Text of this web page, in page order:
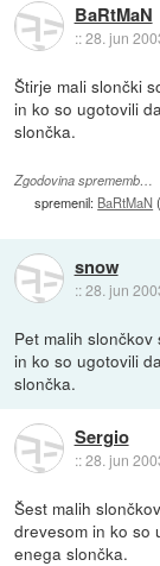
BaRtMaN
::28. jun
Štirje mali slončki
in ko so ugotovili
slončka.
Zgodovina sprememb…
spremenil: BaRtMaN
snow
::28. jun
Pet malih
in ko so ugotovili
slončka.
Sergio
::28. jun
Šest malih
drevesom in ko so
enega slončka.